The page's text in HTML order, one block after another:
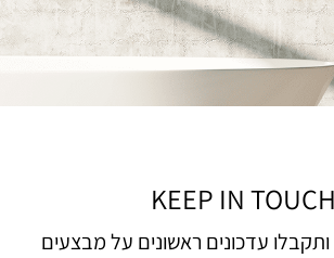
KEEP IN TOUCH
עדכונים ראשונים על מבצעים